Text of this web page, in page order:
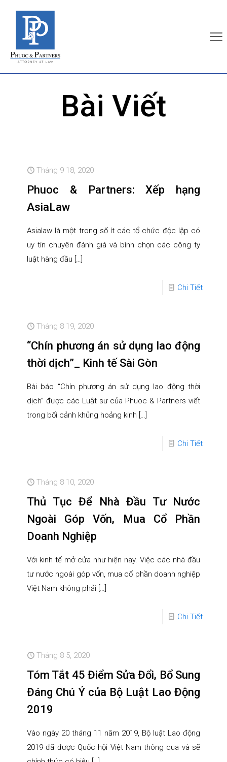
Bài Viết
Tháng 9 18, 2020
Phuoc & Partners: Xếp hạng
AsiaLaw
Asialaw là một trong số ít các tổ chức độc lập có
uy tín chuyên đánh giá và bình chọn các công ty
luật hàng đầu […]
Chi Tiết
Tháng 8 19, 2020
“Chín phương án sử dụng lao động
thời dịch”_ Kinh tế Sài Gòn
Bài báo “Chín phương án sử dụng lao động thời
dịch” được các Luật sư của Phuoc & Partners viết
trong bối cảnh khủng hoảng kinh […]
Chi Tiết
Tháng 8 10, 2020
Thủ Tục Để Nhà Đầu Tư Nước
Ngoài Góp Vốn, Mua Cổ Phần
Doanh Nghiệp
Với kinh tế mở cửa như hiện nay. Việc các nhà đầu
tư nước ngoài góp vốn, mua cổ phần doanh nghiệp
Việt Nam không phải […]
Chi Tiết
Tháng 8 5, 2020
Tóm Tắt 45 Điểm Sửa Đổi, Bổ Sung
Đáng Chú Ý của Bộ Luật Lao Động
2019
Vào ngày 20 tháng 11 năm 2019, Bộ luật Lao động
2019 đã được Quốc hội Việt Nam thông qua và sẽ